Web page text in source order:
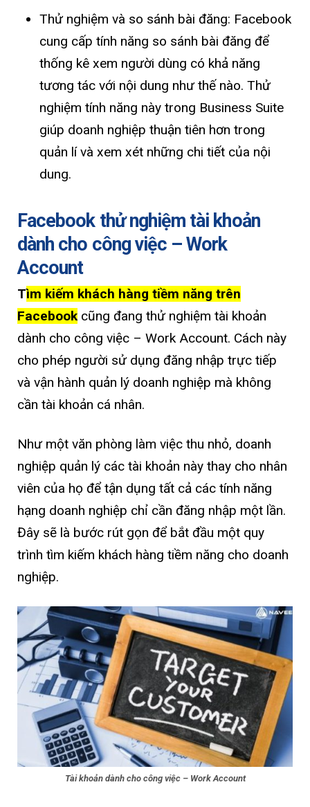
Thử nghiệm và so sánh bài đăng: Facebook
cung cấp tính năng so sánh bài đăng để
thống kê xem người dùng có khả năng
tương tác với nội dung như thế nào. Thử
nghiệm tính năng này trong Business Suite
giúp doanh nghiệp thuận tiên hơn trong
quản lí và xem xét những chi tiết của nội
dung.
Facebook thử nghiệm tài khoản
dành cho công việc – Work
Account
Tìm kiếm khách hàng tiềm năng trên
Facebookcũng đang thử nghiệm tài khoản
dành cho công việc – Work Account. Cách này
cho phép người sử dụng đăng nhập trực tiếp
và vận hành quản lý doanh nghiệp mà không
cần tài khoản cá nhân.
Như một văn phòng làm việc thu nhỏ, doanh
nghiệp quản lý các tài khoản này thay cho nhân
viên của họ để tận dụng tất cả các tính năng
hạng doanh nghiệp chỉ cần đăng nhập một lần.
Đây sẽ là bước rút gọn để bắt đầu một quy
trình tìm kiếm khách hàng tiềm năng cho doanh
nghiệp.
Tài khoản dành cho công việc – Work Account